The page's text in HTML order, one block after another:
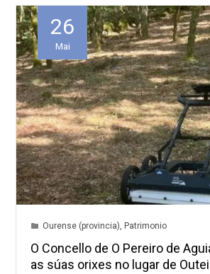
26
Mai
Ourense (provincia), Patrimonio
O Concello de O Pereiro de
as súas orixes no lugar de